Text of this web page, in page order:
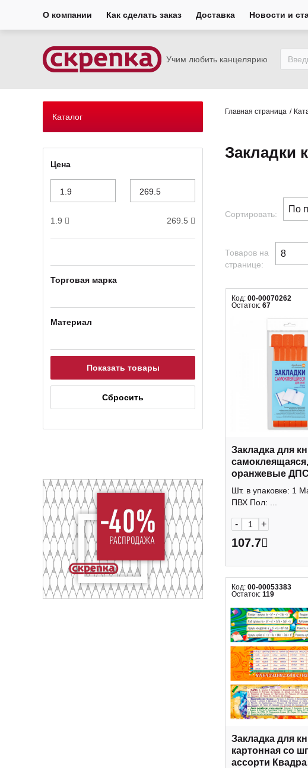
О компании Как сделать заказ Доставка Новости и
Учим любить канцелярию
Каталог
Цена
1.9 269.5
Торговая марка
Материал
Главная страница
Закладки
Сортировать:
Товаров на
странице:
Код: 00-00070262
Остаток: 67
Закладка для
оранжевые
2921-111
Шт. в упаковке: 1
ПВХ Пол: ...
- +
107.7
Код: 00-00053383
Остаток: 119
Закладка для
картонная со
ассорти Квадра